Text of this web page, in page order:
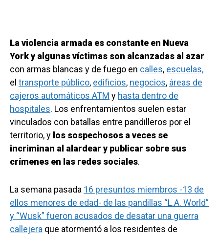
La violencia armada es constante en Nueva
York y algunas víctimas son alcanzadas al azar
con armas blancas y de fuego en calles, escuelas,
el transporte público, edificios, negocios, áreas de
cajeros automáticos ATM y hasta dentro de
hospitales. Los enfrentamientos suelen estar
vinculados con batallas entre pandilleros por el
territorio, y los sospechosos a veces se
incriminan al alardear y publicar sobre sus
crímenes en las redes sociales.
La semana pasada 16 presuntos miembros -13 de
ellos menores de edad- de las pandillas “L.A. World”
y “Wusk” fueron acusados de desatar una guerra
callejera que atormentó a los residentes de